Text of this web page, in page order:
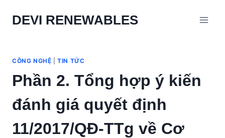
DEVI RENEWABLES
CÔNG NGHỆ |TIN TỨC
Phần 2. Tổng hợp ý kiến
đánh giá quyết định
11/2017/QĐ-TTg về Cơ